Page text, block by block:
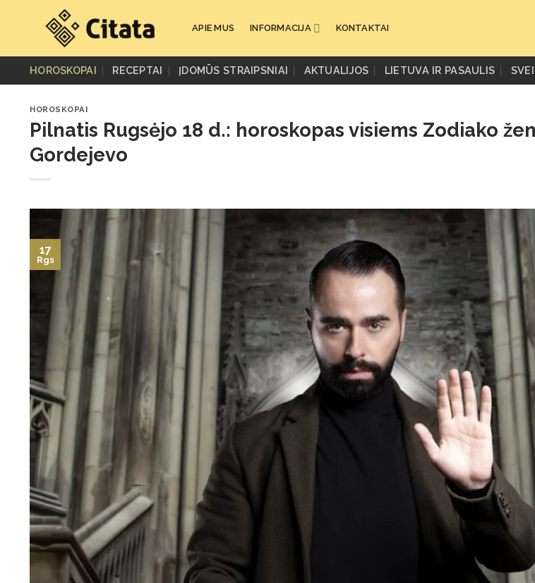
APIE MUS INFORMACIJA KONTAKTAI
HOROSKOPAI RECEPTAI ĮDOMŪS STRAIPSNIAI AKTUALIJOS LIETUVA IR PASAULIS
HOROSKOPAI
Pilnatis Rugsėjo 18 d.: horoskopas visiems Zodiako
Gordejevo
17
Rgs